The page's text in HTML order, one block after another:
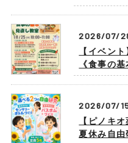
2026/07/
【イベン
《食事の
2026/07/
【ピノキ
夏休み自由